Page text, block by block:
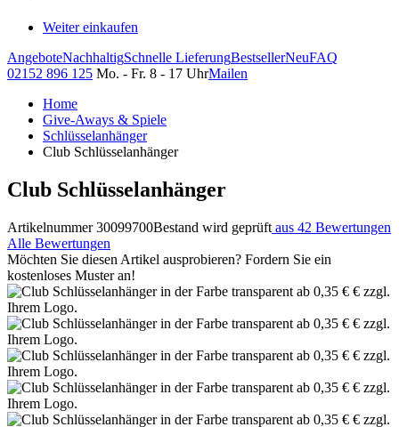
Weiter einkaufen
AngeboteNachhaltigSchnelle LieferungBestsellerNeuFAQ
02152 896 125 Mo. - Fr. 8 - 17 UhrMailen
Home
Give-Aways & Spiele
Schlüsselanhänger
Club Schlüsselanhänger
Club Schlüsselanhänger
Artikelnummer 30099700Bestand wird geprüft aus 42 Bewertungen
Alle Bewertungen
Möchten Sie diesen Artikel ausprobieren? Fordern Sie ein
kostenloses Muster an!